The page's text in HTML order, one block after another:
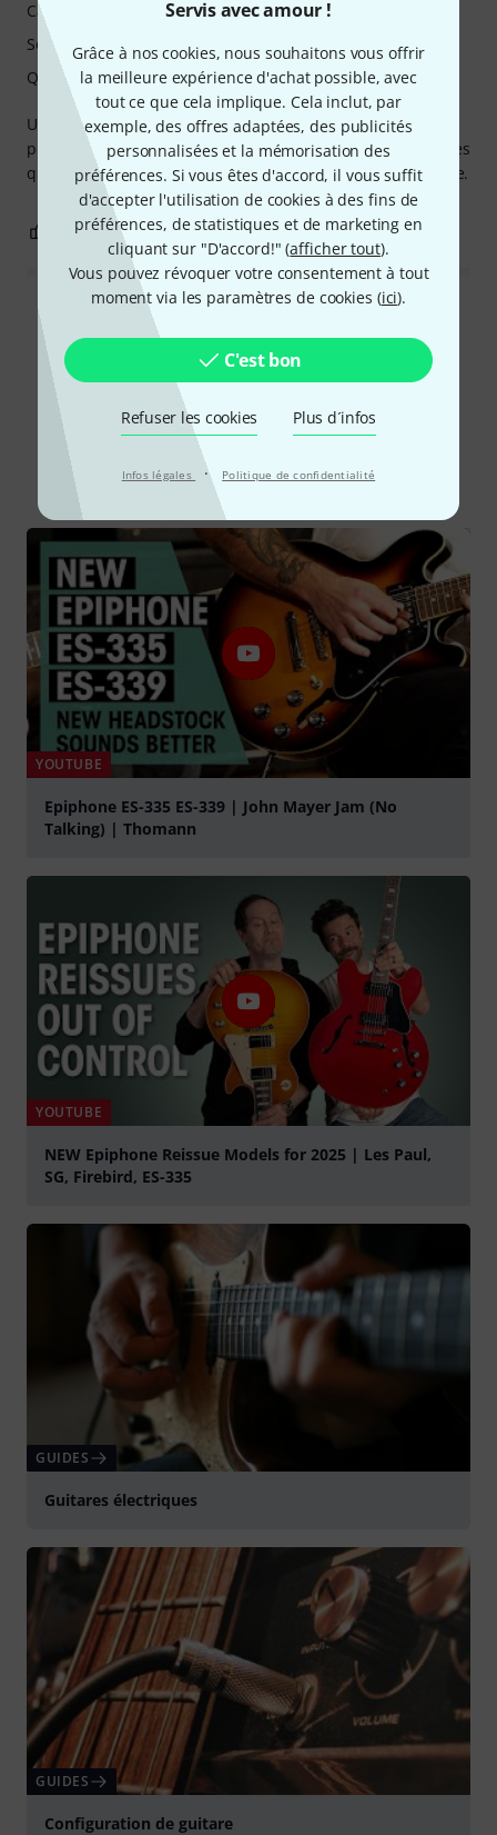
Servis avec amour !
Grâce à nos cookies, nous souhaitons vous offrir
la meilleure expérience d'achat possible, avec
tout ce que cela implique. Cela inclut, par
exemple, des offres adaptées, des publicités
personnalisées et la mémorisation des
préférences. Si vous êtes d'accord, il vous suffit
d'accepter l'utilisation de cookies à des fins de
préférences, de statistiques et de marketing en
cliquant sur "D'accord!" (afficher tout).
Vous pouvez révoquer votre consentement à tout
moment via les paramètres de cookies (ici).
C'est bon
Refuser les cookies Plus d´infos
Infos légales · Politique de confidentialité
Une guitare exceptionnelle ! Sa qualité se révèle encore
plus clairement une fois branchée à un amplificateur. Après
quelques réglages plus précis, elle offre un son fantastique.
Caractéristiques
Son
Qualité de fabrication
0 SIGNALER L'ÉVALUATION
Lire toutes les évaluations
Le saviez-vous?
Tout Vidéos Guides
YOUTUBE
Epiphone ES-335 ES-339 | John Mayer Jam (No
Talking) | Thomann
YOUTUBE
NEW Epiphone Reissue Models for 2025 | Les Paul,
SG, Firebird, ES-335
GUIDES
Guitares électriques
GUIDES
Configuration de guitare